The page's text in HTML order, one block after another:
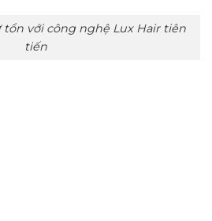
tổn với công nghệ Lux Hair tiên
tiến